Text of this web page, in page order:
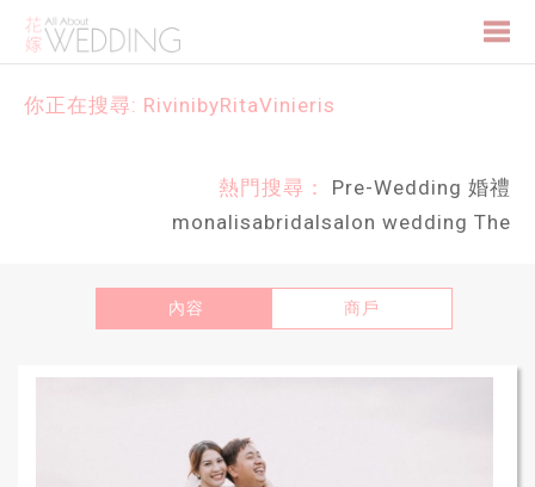
你正在搜尋: RivinibyRitaVinieris
熱門搜尋： Pre-Wedding 婚禮
monalisabridalsalon wedding The
內容 商戶